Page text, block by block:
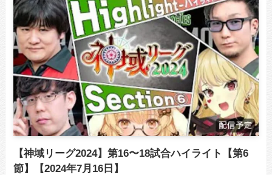
【神域リーグ2024】第16〜18試合ハイライト【第6
節】【2024年7月16日】